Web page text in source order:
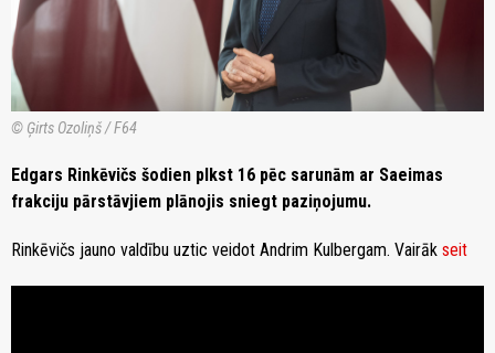
© Ģirts Ozoliņš / F64
Edgars Rinkēvičs šodien plkst 16 pēc sarunām ar Saeimas
frakciju pārstāvjiem plānojis sniegt paziņojumu.
Rinkēvičs jauno valdību uztic veidot Andrim Kulbergam. Vairāk seit